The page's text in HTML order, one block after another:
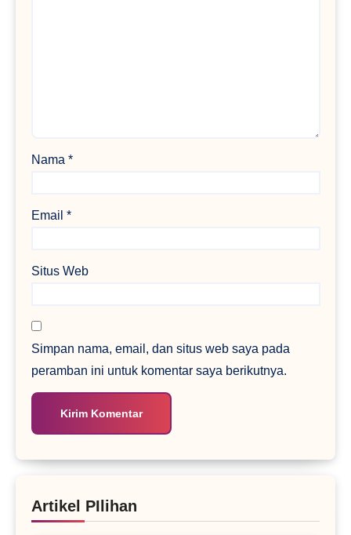
Nama *
Email *
Situs Web
Simpan nama, email, dan situs web saya pada
peramban ini untuk komentar saya berikutnya.
Artikel PIlihan